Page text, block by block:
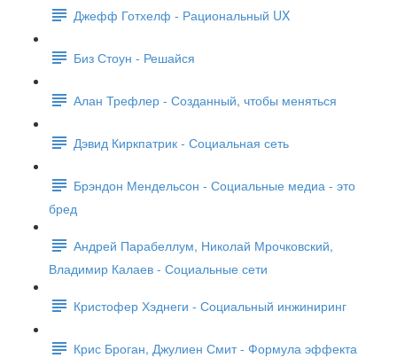
Джефф Готхелф - Рациональный UX
Биз Стоун - Решайся
Алан Трефлер - Созданный, чтобы меняться
Дэвид Киркпатрик - Социальная сеть
Брэндон Мендельсон - Социальные медиа - это
бред
Андрей Парабеллум, Николай Мрочковский,
Владимир Калаев - Социальные сети
Кристофер Хэднеги - Социальный инжиниринг
Крис Броган, Джулиен Смит - Формула эффекта